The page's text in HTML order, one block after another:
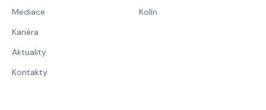
Mediace
Kariéra
Aktuality
Kontakty
Kolín